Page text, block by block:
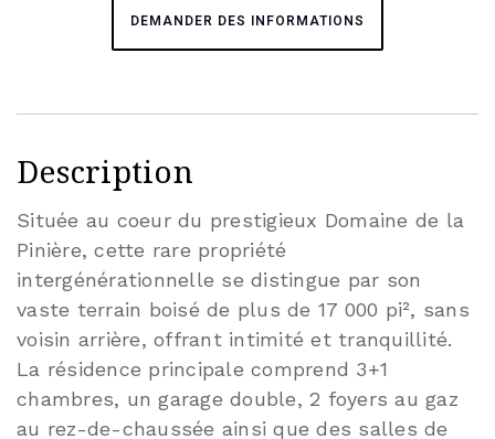
DEMANDER DES INFORMATIONS
Description
Située au coeur du prestigieux Domaine de la
Pinière, cette rare propriété
intergénérationnelle se distingue par son
vaste terrain boisé de plus de 17 000 pi², sans
voisin arrière, offrant intimité et tranquillité.
La résidence principale comprend 3+1
chambres, un garage double, 2 foyers au gaz
au rez-de-chaussée ainsi que des salles de